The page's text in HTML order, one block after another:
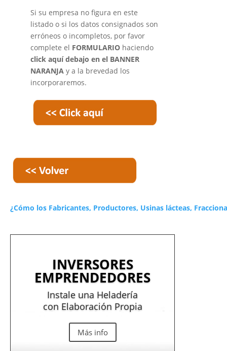
Si su empresa no figura en este
listado o si los datos consignados son
erróneos o incompletos, por favor
complete el FORMULARIO haciendo
click aquí debajo en el BANNER
NARANJA y a la brevedad los
incorporaremos.
¿Cómo los Fabricantes, Productores, Usinas lácteas,
INVERSORES
EMPRENDEDORES
Instale una Heladería
con Elaboración Propia
Más info